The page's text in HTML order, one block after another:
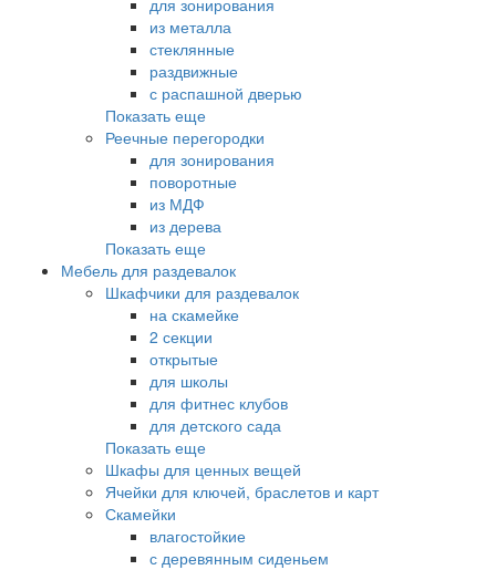
из металла
стеклянные
раздвижные
с распашной дверью
Показать еще
Реечные перегородки
для зонирования
поворотные
из МДФ
из дерева
Показать еще
Мебель для раздевалок
Шкафчики для раздевалок
на скамейке
2 секции
открытые
для школы
для фитнес клубов
для детского сада
Показать еще
Шкафы для ценных вещей
Ячейки для ключей, браслетов и карт
Скамейки
влагостойкие
с деревянным сиденьем